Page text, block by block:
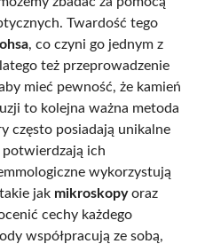
Twardość tego
, co czyni go jednym z
też przeprowadzenie
mieć pewność, że kamień
to kolejna ważna metoda
często posiadają unikalne
potwierdzają ich
wykorzystują
jak mikroskopyoraz
cechy każdego
współpracują ze sobą,